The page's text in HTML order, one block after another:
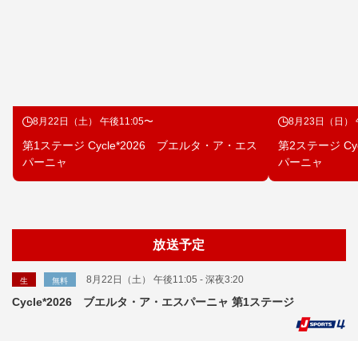
8月22日（土） 午後11:05〜
第1ステージ Cycle*2026 ブエルタ・ア・エス
パーニャ
8月23日（日）
第2ステージ
パーニャ
放送予定
生 無料 8月22日（土） 午後11:05 - 深夜3:20
Cycle*2026 ブエルタ・ア・エスパーニャ 第1ステージ